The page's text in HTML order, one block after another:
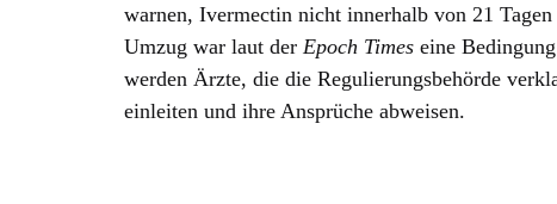
warnen, Ivermectin nicht innerhalb von 21
Umzug war laut der Epoch Times eine
werden Ärzte, die die Regulierungsbehörde
einleiten und ihre Ansprüche abweisen.